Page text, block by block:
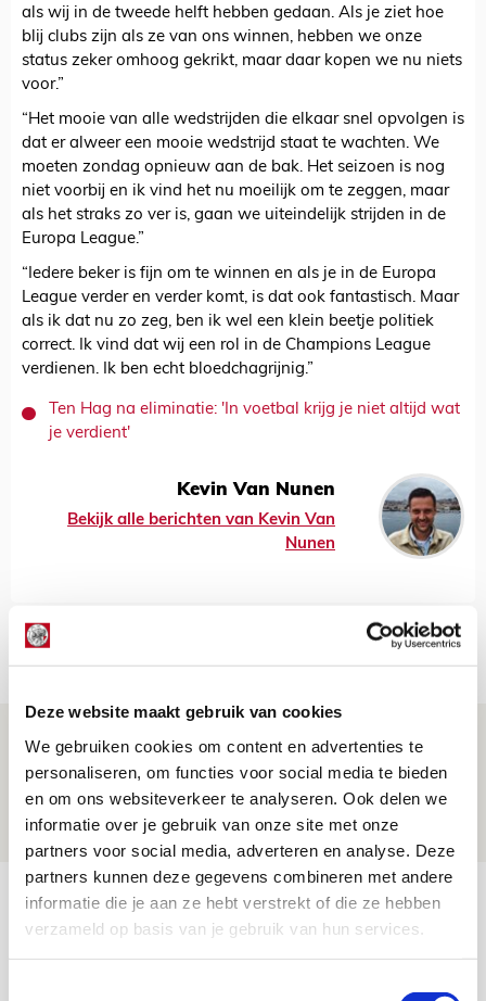
Deze website maakt gebruik van cookies
We gebruiken cookies om content en advertenties te
personaliseren, om functies voor social media te bieden
en om ons websiteverkeer te analyseren. Ook delen we
informatie over je gebruik van onze site met onze
partners voor social media, adverteren en analyse. Deze
partners kunnen deze gegevens combineren met andere
informatie die je aan ze hebt verstrekt of die ze hebben
verzameld op basis van je gebruik van hun services.
als wij in de tweede helft hebben gedaan. Als je ziet hoe
blij clubs zijn als ze van ons winnen, hebben we onze
status zeker omhoog gekrikt, maar daar kopen we nu niets
voor.”
“Het mooie van alle wedstrijden die elkaar snel opvolgen is
dat er alweer een mooie wedstrijd staat te wachten. We
moeten zondag opnieuw aan de bak. Het seizoen is nog
niet voorbij en ik vind het nu moeilijk om te zeggen, maar
als het straks zo ver is, gaan we uiteindelijk strijden in de
Europa League.”
“Iedere beker is fijn om te winnen en als je in de Europa
League verder en verder komt, is dat ook fantastisch. Maar
als ik dat nu zo zeg, ben ik wel een klein beetje politiek
correct. Ik vind dat wij een rol in de Champions League
verdienen. Ik ben echt bloedchagrijnig.”
Ten Hag na eliminatie: 'In voetbal krijg je niet altijd wat
je verdient'
Kevin Van Nunen
Bekijk alle berichten van Kevin Van
Nunen
Net binnen //
Drie dingen die je moet weten over PEC
Zwolle - Ajax
08 AUGUSTUS 2026 - 12:32
NIEUWS
Míchels elf: met welke formatie begin
jij aan nieuw eredivisieseizoen?
08 AUGUSTUS 2026 - 11:34